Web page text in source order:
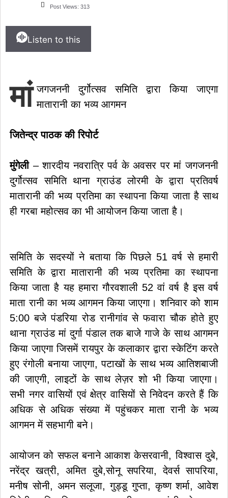
Post Views: 313
Listen to this
मां जगजननी दुर्गोत्सव समिति द्वारा किया जाएगा
मातारानी का भव्य आगमन
जितेन्द्र पाठक की रिपोर्ट
मुंगेली– शारदीय नवरात्रि पर्व के अवसर पर मां जगजननी
दुर्गोत्सव समिति थाना ग्राउंड लोरमी के द्वारा प्रतिवर्ष
मातारानी की भव्य प्रतिमा का स्थापना किया जाता है साथ
ही गरबा महोत्सव का भी आयोजन किया जाता है।
समिति के सदस्यों ने बताया कि पिछले 51 वर्ष से हमारी
समिति के द्वारा मातारानी की भव्य प्रतिमा का स्थापना
किया जाता है यह हमारा गौरवशाली 52 वां वर्ष है इस वर्ष
माता रानी का भव्य आगमन किया जाएगा। शनिवार को शाम
5:00 बजे पंडरिया रोड रानीगांव से फवारा चौक होते हुए
थाना ग्राउंड मां दुर्गा पंडाल तक बाजे गाजे के साथ आगमन
किया जाएगा जिसमें रायपुर के कलाकार द्वारा स्केटिंग करते
हुए रंगोली बनाया जाएगा, पटाखों के साथ भव्य आतिशबाजी
की जाएगी, लाइटों के साथ लेज़र शो भी किया जाएगा।
सभी नगर वासियों एवं क्षेत्र वासियों से निवेदन करते हैं कि
अधिक से अधिक संख्या में पहुंचकर माता रानी के भव्य
आगमन में सहभागी बने।
आयोजन को सफल बनाने आकाश केसरवानी, विश्वास दुबे,
नरेंद्र खत्री, अमित दुबे,सोनू सपरिया, देवर्स सापरिया,
मनीष सोनी, अमन सलूजा, गुड्डू गुप्ता, कृष्ण शर्मा, आवेश